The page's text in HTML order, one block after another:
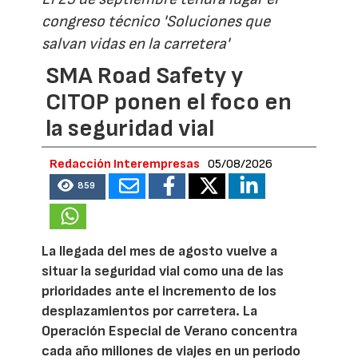
congreso técnico 'Soluciones que
salvan vidas en la carretera'
SMA Road Safety y
CITOP ponen el foco en
la seguridad vial
Redacción Interempresas 05/08/2026
859
La llegada del mes de agosto vuelve a
situar la seguridad vial como una de las
prioridades ante el incremento de los
desplazamientos por carretera. La
Operación Especial de Verano concentra
cada año millones de viajes en un periodo